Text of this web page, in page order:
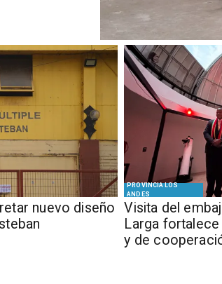
nuevo diseño
PROVINCIA LOS
ANDES
​Visita del
Larga
y de